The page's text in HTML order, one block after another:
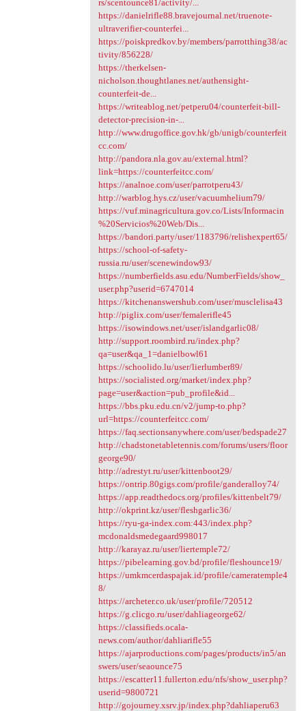
rs/scentounce81/activity/...
https://danielrifle88.bravejournal.net/truenote-
ultraverifier-counterfei...
https://poiskpredkov.by/members/parrotthing38/ac
tivity/856228/
https://therkelsen-
nicholson.thoughtlanes.net/authensight-
counterfeit-de...
https://writeablog.net/petperu04/counterfeit-bill-
detector-precision-in-...
http://www.drugoffice.gov.hk/gb/unigb/counterfeit
cc.com/
http://pandora.nla.gov.au/external.html?
link=https://counterfeitcc.com/
https://analnoe.com/user/parrotperu43/
http://warblog.hys.cz/user/vacuumhelium79/
https://vuf.minagricultura.gov.co/Lists/Informacin
%20Servicios%20Web/Dis...
https://bandori.party/user/1183796/relishexpert65/
https://school-of-safety-
russia.ru/user/scenewindow93/
https://numberfields.asu.edu/NumberFields/show_
user.php?userid=6747014
https://kitchenanswershub.com/user/musclelisa43
http://piglix.com/user/femalerifle45
https://isowindows.net/user/islandgarlic08/
http://support.roombird.ru/index.php?
qa=user&qa_1=danielbowl61
https://schoolido.lu/user/lierlumber89/
https://socialisted.org/market/index.php?
page=user&action=pub_profile&id...
https://bbs.pku.edu.cn/v2/jump-to.php?
url=https://counterfeitcc.com/
https://faq.sectionsanywhere.com/user/bedspade27
http://chadstonetabletennis.com/forums/users/floor
george90/
http://adrestyt.ru/user/kittenboot29/
https://ontrip.80gigs.com/profile/ganderalloy74/
https://app.readthedocs.org/profiles/kittenbelt79/
http://okprint.kz/user/fleshgarlic36/
https://ryu-ga-index.com:443/index.php?
mcdonaldsmedegaard998017
http://karayaz.ru/user/liertemple72/
https://pibelearning.gov.bd/profile/fleshounce19/
https://umkmcerdaspajak.id/profile/cameratemple4
8/
https://archeter.co.uk/user/profile/720512
https://g.clicgo.ru/user/dahliageorge62/
https://classifieds.ocala-
news.com/author/dahliarifle55
https://ajarproductions.com/pages/products/in5/an
swers/user/seaounce75
https://escatter11.fullerton.edu/nfs/show_user.php?
userid=9800721
http://gojourney.xsrv.jp/index.php?dahliaperu63